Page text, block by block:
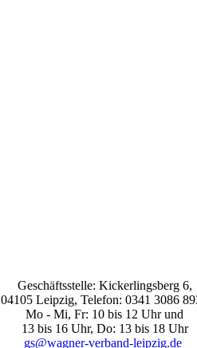
Geschäftsstelle: Kickerlingsberg 6,
04105 Leipzig, Telefon: 0341 3086
Mo - Mi, Fr: 10 bis 12 Uhr und
13 bis 16 Uhr, Do: 13 bis 18 Uhr
gs@wagner-verband-leipzig.de